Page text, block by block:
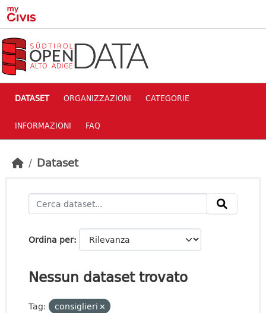
Skip to main content
DATASET ORGANIZZAZIONI CATEGORIE
INFORMAZIONI FAQ
Dataset
Ordina per
Nessun dataset trovato
Tag:
consiglieri